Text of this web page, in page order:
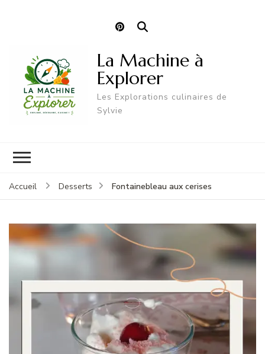
La Machine à
Explorer
Les Explorations culinaires de
Sylvie
Accueil Desserts Fontainebleau aux cerises